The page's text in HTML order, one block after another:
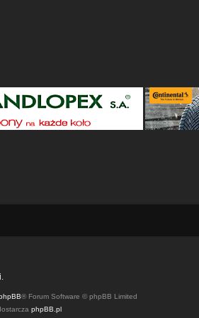
® Forum Software © phpBB Limited
phpBB.pl